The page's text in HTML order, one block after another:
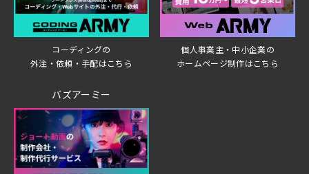
コーディングの
外注・依頼・手配はこちら
個人事業主・中小企業の
ホームページ制作はこちら
バズアーミー